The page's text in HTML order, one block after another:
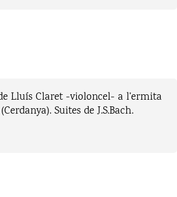
Lluís Claret -violoncel- a l’ermita
Suites de J.S.Bach.